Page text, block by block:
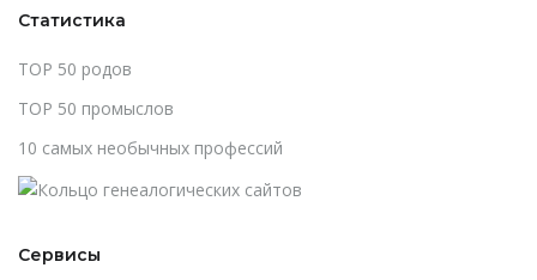
Статистика
TOP 50 родов
TOP 50 промыслов
10 самых необычных профессий
Сервисы